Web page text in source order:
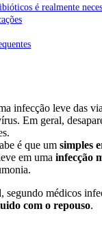
é realmente
infecção leve das
Em geral,
é que umsimples
em umainfecção
segundo médicos
com o repouso.